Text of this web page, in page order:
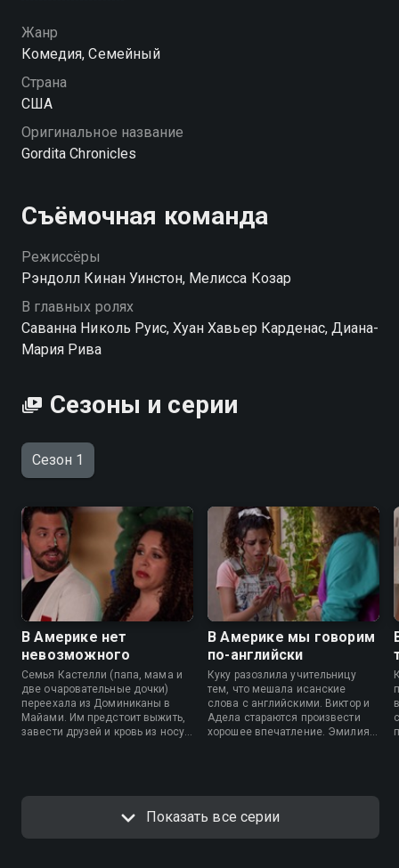
вы можете совершенно бесплатно в хорошем HD
качестве на Смотрёшке
Жанр
Комедия, Семейный
Страна
США
Оригинальное название
Gordita Chronicles
Съёмочная команда
Режиссёры
Рэндолл Кинан Уинстон, Мелисса Козар
В главных ролях
Саванна Николь Руис, Хуан Хавьер Карденас, Диана-
Мария Рива
Сезоны и серии
Сезон 1
В Америке нет
невозможного
Семья Кастелли (папа, мама и
две очаровательные дочки)
переехала из Доминиканы в
Майами. Им предстоит выжить,
завести друзей и кровь из носу
В Америке мы говорим
по-английски
Куку разозлила учительницу
тем, что мешала исанские
слова с английскими. Виктор и
Адела стараются произвести
хорошее впечатление. Эмилия
Показать все серии